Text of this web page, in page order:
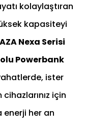
kolaylaştıran
kapasiteyi
Nexa Serisi
Powerbank
ister
için
her an